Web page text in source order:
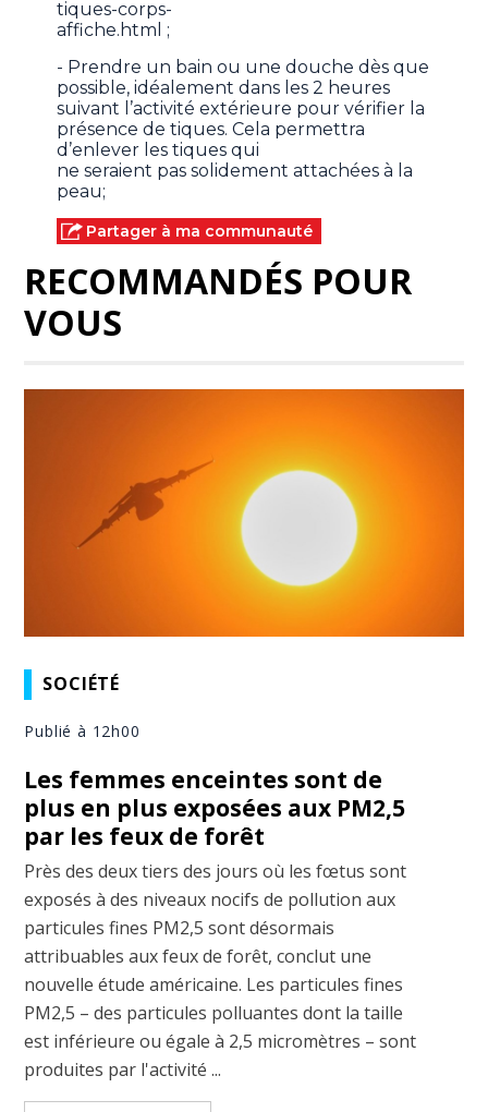
tiques-corps-
affiche.html ;
- Prendre un bain ou une douche dès que
possible, idéalement dans les 2 heures
suivant l’activité extérieure pour vérifier la
présence de tiques. Cela permettra
d’enlever les tiques qui
ne seraient pas solidement attachées à la
peau;
Partager à ma communauté
RECOMMANDÉS POUR
VOUS
SOCIÉTÉ
Publié à 12h00
Les femmes enceintes sont de
plus en plus exposées aux PM2,5
par les feux de forêt
Près des deux tiers des jours où les fœtus sont
exposés à des niveaux nocifs de pollution aux
particules fines PM2,5 sont désormais
attribuables aux feux de forêt, conclut une
nouvelle étude américaine. Les particules fines
PM2,5 – des particules polluantes dont la taille
est inférieure ou égale à 2,5 micromètres – sont
produites par l'activité ...